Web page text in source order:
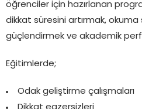
öğrenciler için hazırlanan
dikkat süresini artırmak, okuma
güçlendirmek ve akademik
Eğitimlerde;
Odak geliştirme çalışmaları